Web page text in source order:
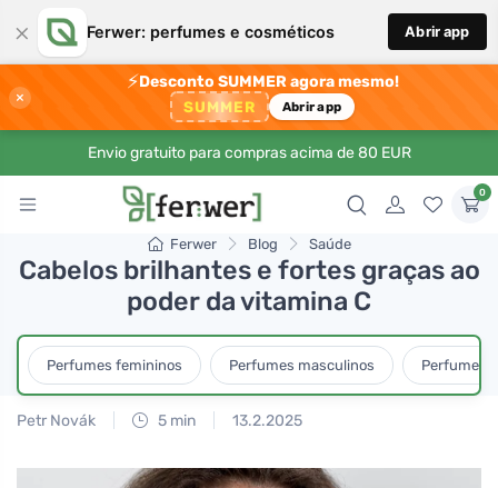
× Ferwer: perfumes e cosméticos Abrir app
×
⚡Desconto SUMMER agora mesmo!
SUMMER Abrir app
Envio gratuito para compras acima de 80 EUR
0
Ferwer Blog Saúde
Cabelos brilhantes e fortes graças ao
poder da vitamina C
Perfumes femininos Perfumes masculinos Perfumes
Petr Novák 5 min 13.2.2025